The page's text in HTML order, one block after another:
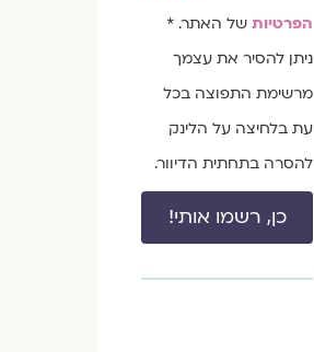
הפרטיותשל האתר. *
ניתן להסיר את עצמך
מרשימת התפוצה בכל
עת בלחיצה על הלינק
להסרה בתחתית הדיוור.
כן, רשמו אותי!